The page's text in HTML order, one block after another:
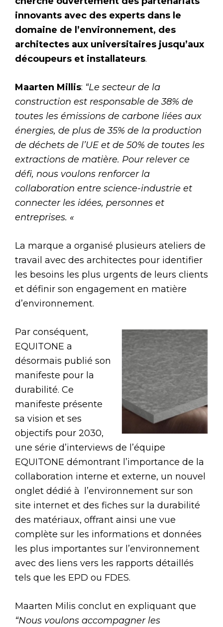
innovants avec des experts dans le
domaine de l’environnement, des
architectes aux universitaires jusqu’aux
découpeurs et installateurs.
Maarten Millis: “Le secteur de la
construction est responsable de 38% de
toutes les émissions de carbone liées aux
énergies, de plus de 35% de la production
de déchets de l’UE et de 50% de toutes les
extractions de matière. Pour relever ce
défi, nous voulons renforcer la
collaboration entre science-industrie et
connecter les idées, personnes et
entreprises. «
La marque a organisé plusieurs ateliers de
travail avec des architectes pour identifier
les besoins les plus urgents de leurs clients
et définir son engagement en matière
d’environnement.
Par conséquent,
EQUITONE a
désormais publié son
manifeste pour la
durabilité. Ce
manifeste présente
sa vision et ses
objectifs pour 2030,
une série d’interviews de l’équipe
EQUITONE démontrant l’importance de la
collaboration interne et externe, un nouvel
onglet dédié à l’environnement sur son
site internet et des fiches sur la durabilité
des matériaux, offrant ainsi une vue
complète sur les informations et données
les plus importantes sur l’environnement
avec des liens vers les rapports détaillés
tels que les EPD ou FDES.
Maarten Milis conclut en expliquant que
“Nous voulons accompagner les